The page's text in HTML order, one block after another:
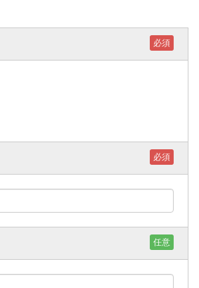
必須
必須
任意